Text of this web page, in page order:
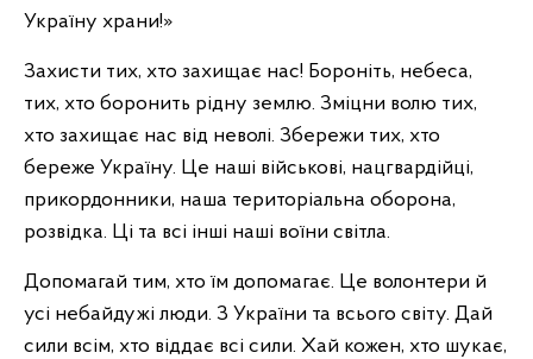
Україну храни!»
Захисти тих, хто захищає нас! Бороніть, небеса,
тих, хто боронить рідну землю. Зміцни волю тих,
хто захищає нас від неволі. Збережи тих, хто
береже Україну. Це наші військові, нацгвардійці,
прикордонники, наша територіальна оборона,
розвідка. Ці та всі інші наші воїни світла.
Допомагай тим, хто їм допомагає. Це волонтери й
усі небайдужі люди. З України та всього світу. Дай
сили всім, хто віддає всі сили. Хай кожен, хто шукає,